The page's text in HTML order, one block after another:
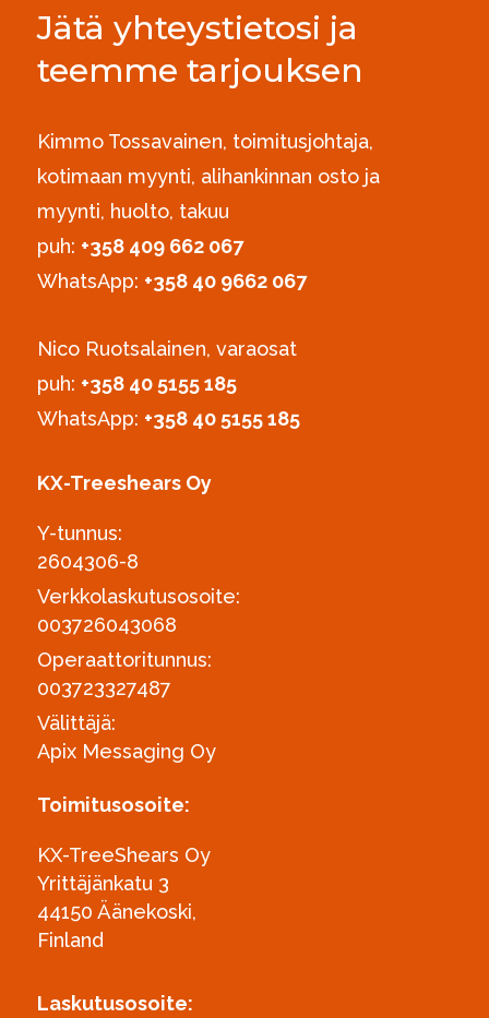
Jätä yhteystietosi ja
teemme tarjouksen
Kimmo Tossavainen, toimitusjohtaja,
kotimaan myynti, alihankinnan osto ja
myynti, huolto, takuu
puh: +358 409 662 067
WhatsApp: +358 40 9662 067
Nico Ruotsalainen, varaosat
puh: ‪+358 40 5155 185‬
WhatsApp: +358 40 5155 185
KX-Treeshears Oy
Y-tunnus:
2604306-8
Verkkolaskutusosoite:
003726043068
Operaattoritunnus:
003723327487
Välittäjä:
Apix Messaging Oy
Toimitusosoite:
KX-TreeShears Oy
Yrittäjänkatu 3
44150 Äänekoski,
Finland
Laskutusosoite: